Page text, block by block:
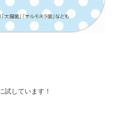
試しています！